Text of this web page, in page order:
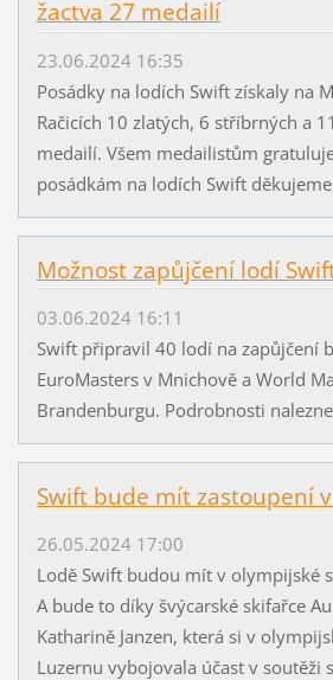
žactva 27 medailí
23.06.2024 16:35
Posádky na lodích Swift získaly na
Račicích 10 zlatých, 6 stříbrných a
medailí. Všem medailistům
posádkám na lodích Swift
Možnost zapůjčení lodí
03.06.2024 16:11
Swift připravil 40 lodí na zapůjčení
EuroMasters v Mnichově a World
Brandenburgu. Podrobnosti
Swift bude mít zastoupení
26.05.2024 17:00
Lodě Swift budou mít v olympijské
A bude to díky švýcarské skifařce
Katharině Janzen, která si v
Luzernu vybojovala účast v soutěži